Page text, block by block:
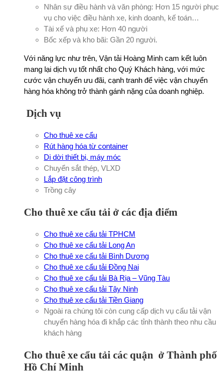
Nhân sự điều hành và văn phòng: Hơn 15 người phục
vụ cho việc điều hành xe, kinh doanh, kế toán…
Tài xế và phụ xe: Hơn 40 người
Bốc xếp và kho bãi: Gần 20 người.
Với năng lực như trên, Vận tải Hoàng Minh cam kết luôn
mang lại dịch vụ tốt nhất cho Quý Khách hàng, với mức
cước vận chuyển ưu đãi, cạnh tranh để việc vận chuyển
hàng hóa không trở thành gánh nặng của doanh nghiệp.
Dịch vụ
Cho thuê xe cẩu
Rút hàng hóa từ container
Di dời thiết bị, máy móc
Chuyển sắt thép, VLXD
Lắp đặt công trình
Trồng cây
Cho thuê xe cẩu tải ở các địa điểm
Cho thuê xe cẩu tải TPHCM
Cho thuê xe cẩu tải Long An
Cho thuê xe cẩu tải Bình Dương
Cho thuê xe cẩu tải Đồng Nai
Cho thuê xe cẩu tải Bà Rịa – Vũng Tàu
Cho thuê xe cẩu tải Tây Ninh
Cho thuê xe cẩu tải Tiền Giang
Ngoài ra chúng tôi còn cung cấp dịch vụ cẩu tải vận
chuyển hàng hóa đi khắp các tỉnh thành theo nhu cầu
khách hàng
Cho thuê xe cẩu tải các quận ở Thành phố
Hồ Chí Minh